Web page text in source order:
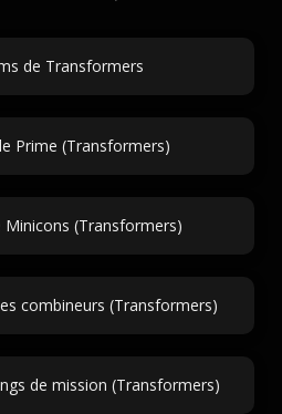
de Transformers
Prime (Transformers)
Minicons (Transformers)
combineurs (Transformers)
de mission (Transformers)